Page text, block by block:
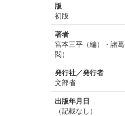
版
初版
著者
宮本三平（編）・諸
閲）
発行社／発行者
文部省
出版年月日
（記載なし）